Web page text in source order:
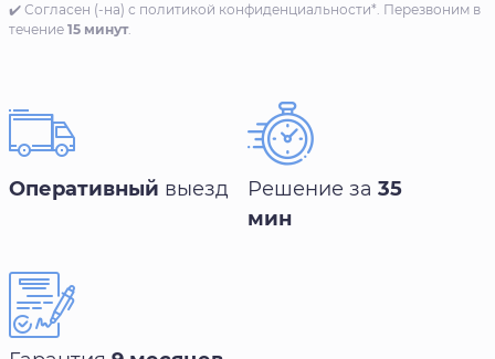
✔️ Согласен (-на) с политикой конфиденциальности*. Перезвоним в
течение 15 минут.
Оперативный выезд Решение за 35
мин